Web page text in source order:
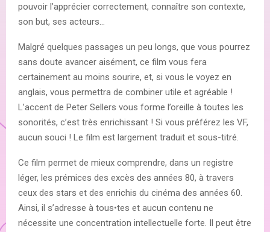
pouvoir l’apprécier correctement, connaître son contexte,
son but, ses acteurs…
Malgré quelques passages un peu longs, que vous pourrez
sans doute avancer aisément, ce film vous fera
certainement au moins sourire, et, si vous le voyez en
anglais, vous permettra de combiner utile et agréable !
L’accent de Peter Sellers vous forme l’oreille à toutes les
sonorités, c’est très enrichissant ! Si vous préférez les VF,
aucun souci ! Le film est largement traduit et sous-titré.
Ce film permet de mieux comprendre, dans un registre
léger, les prémices des excès des années 80, à travers
ceux des stars et des enrichis du cinéma des années 60.
Ainsi, il s’adresse à tous•tes et aucun contenu ne
nécessite une concentration intellectuelle forte. Il peut être